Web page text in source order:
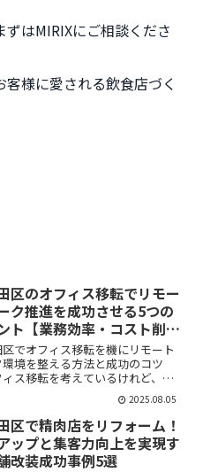
ずはMIRIXにご相談くださ
様に愛される飲食店づく
区のオフィス移転でリモー
ク推進を成功させる5つの
ト【業務効率・コスト削減
き】
でオフィス移転を機にリモート
環境を整える方法と成功のコツ
ィス移転を考えているけれど、リ
ワークやハイブリッド勤務の導入
くいくか不安」「どんな環境を整
生産性やワークライフバランスを
るの？」千代田区で...
2025.08.05
区で精肉店をリフォーム！
ップと集客力向上を実現す
改装成功事例5選